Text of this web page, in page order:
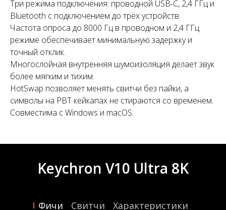
Три режима подключения: проводной USB-C, 2,4 ГГц и
Bluetooth с подключением до трёх устройств.
Частота опроса до 8000 Гц в проводном и 2,4 ГГц
режиме обеспечивает минимальную задержку и
точный отклик.
Многослойная внутренняя шумоизоляция делает звук
более мягким и тихим.
HotSwap позволяет менять свитчи без пайки, а
символы на PBT кейкапах не стираются со временем.
Совместима с Windows и macOS.
Keychron V10 Ultra 8K
Фичи Свитчи
Характеристики